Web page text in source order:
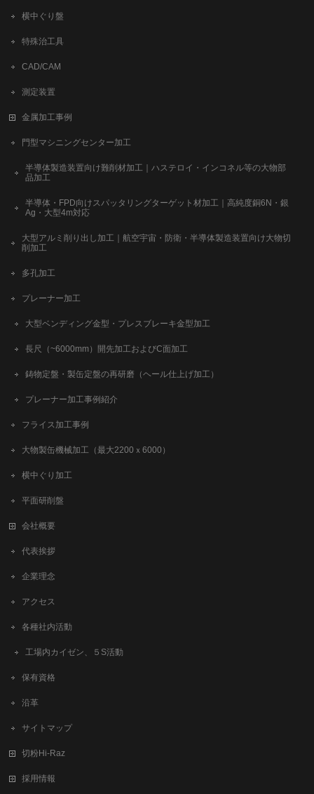
横中ぐり盤
特殊治工具
CAD/CAM
測定装置
金属加工事例
門型マシニングセンター加工
半導体製造装置向け難削材加工｜ハステロイ・インコネル等の大物部
品加工
半導体・FPD向けスパッタリングターゲット材加工｜高純度銅6N・銀
Ag・大型4m対応
大型アルミ削り出し加工｜航空宇宙・防衛・半導体製造装置向け大物切
削加工
多孔加工
プレーナー加工
大型ベンディング金型・プレスブレーキ金型加工
長尺（~6000mm）開先加工およびC面加工
鋳物定盤・製缶定盤の再研磨（ヘール仕上げ加工）
プレーナー加工事例紹介
フライス加工事例
大物製缶機械加工（最大2200ｘ6000）
横中ぐり加工
平面研削盤
会社概要
代表挨拶
企業理念
アクセス
各種社内活動
工場内カイゼン、５S活動
保有資格
沿革
サイトマップ
切粉Hi-Raz
採用情報